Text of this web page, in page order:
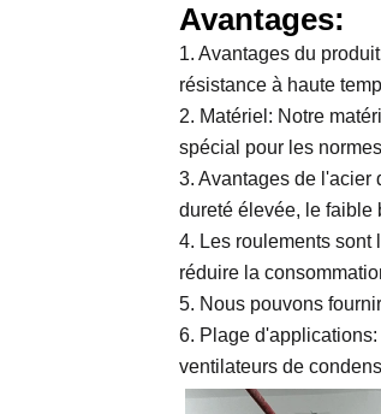
Avantages:
1. Avantages du
résistance à haute
2. Matériel: Notre
spécial pour les
3. Avantages de l'acier
dureté élevée, le faible
4. Les roulements sont
réduire la
5. Nous pouvons
6. Plage
ventilateurs de